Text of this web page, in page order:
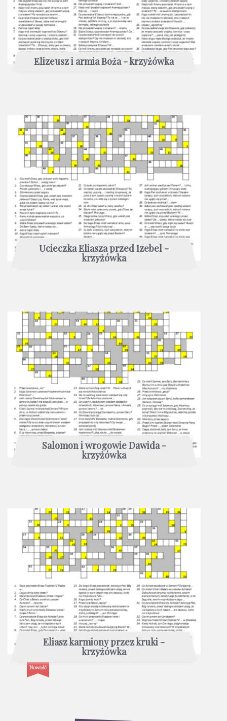
Elizeusz i armia Boża - krzyżówka
Ucieczka Eliasza przed Izebel -
krzyżówka
Salomon i wrogowie Dawida -
krzyżówka
Eliasz karmiony przez kruki -
krzyżówka
Nowość